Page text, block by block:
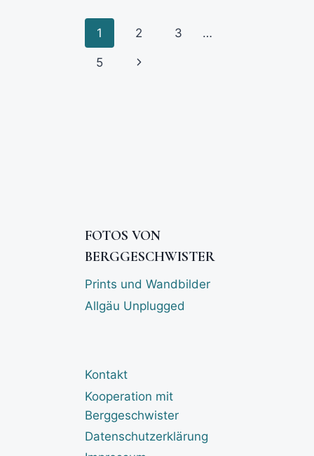
1 2 3 …
5
FOTOS VON
BERGGESCHWISTER
Prints und Wandbilder
Allgäu Unplugged
Kontakt
Kooperation mit
Berggeschwister
Datenschutzerklärung